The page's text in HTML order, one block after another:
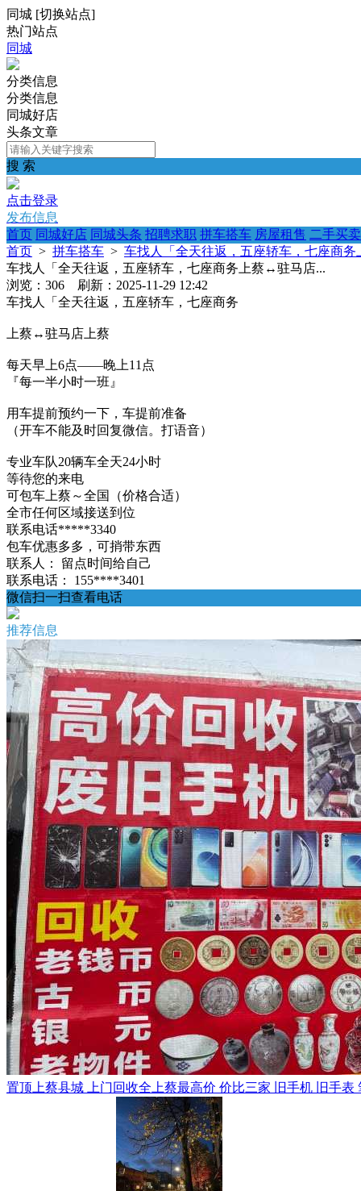
同城 [切换站点]
热门站点
同城
分类信息
分类信息
同城好店
头条文章
搜 索
点击登录
发布信息
首页 同城好店 同城头条 招聘求职 拼车搭车 房屋租售 二手买卖
首页 > 拼车搭车 > 车找人「全天往返，五座轿车，七座商
车找人「全天往返，五座轿车，七座商务上蔡↔️驻马店...
浏览：306 刷新：2025-11-29 12:42
车找人「全天往返，五座轿车，七座商务
上蔡↔️驻马店上蔡
每天早上6点——晚上11点
『每一半小时一班』
用车提前预约一下，车提前准备
（开车不能及时回复微信。打语音）
专业车队20辆车全天24小时
等待您的来电
可包车上蔡～全国（价格合适）
全市任何区域接送到位
联系电话*****3340
包车优惠多多，可捎带东西
联系人：
留点时间给自己
联系电话：
155****3401
微信扫一扫查看电话
推荐信息
置顶 上蔡县城 上门回收全上蔡最高价 价比三家 旧手机 旧手表